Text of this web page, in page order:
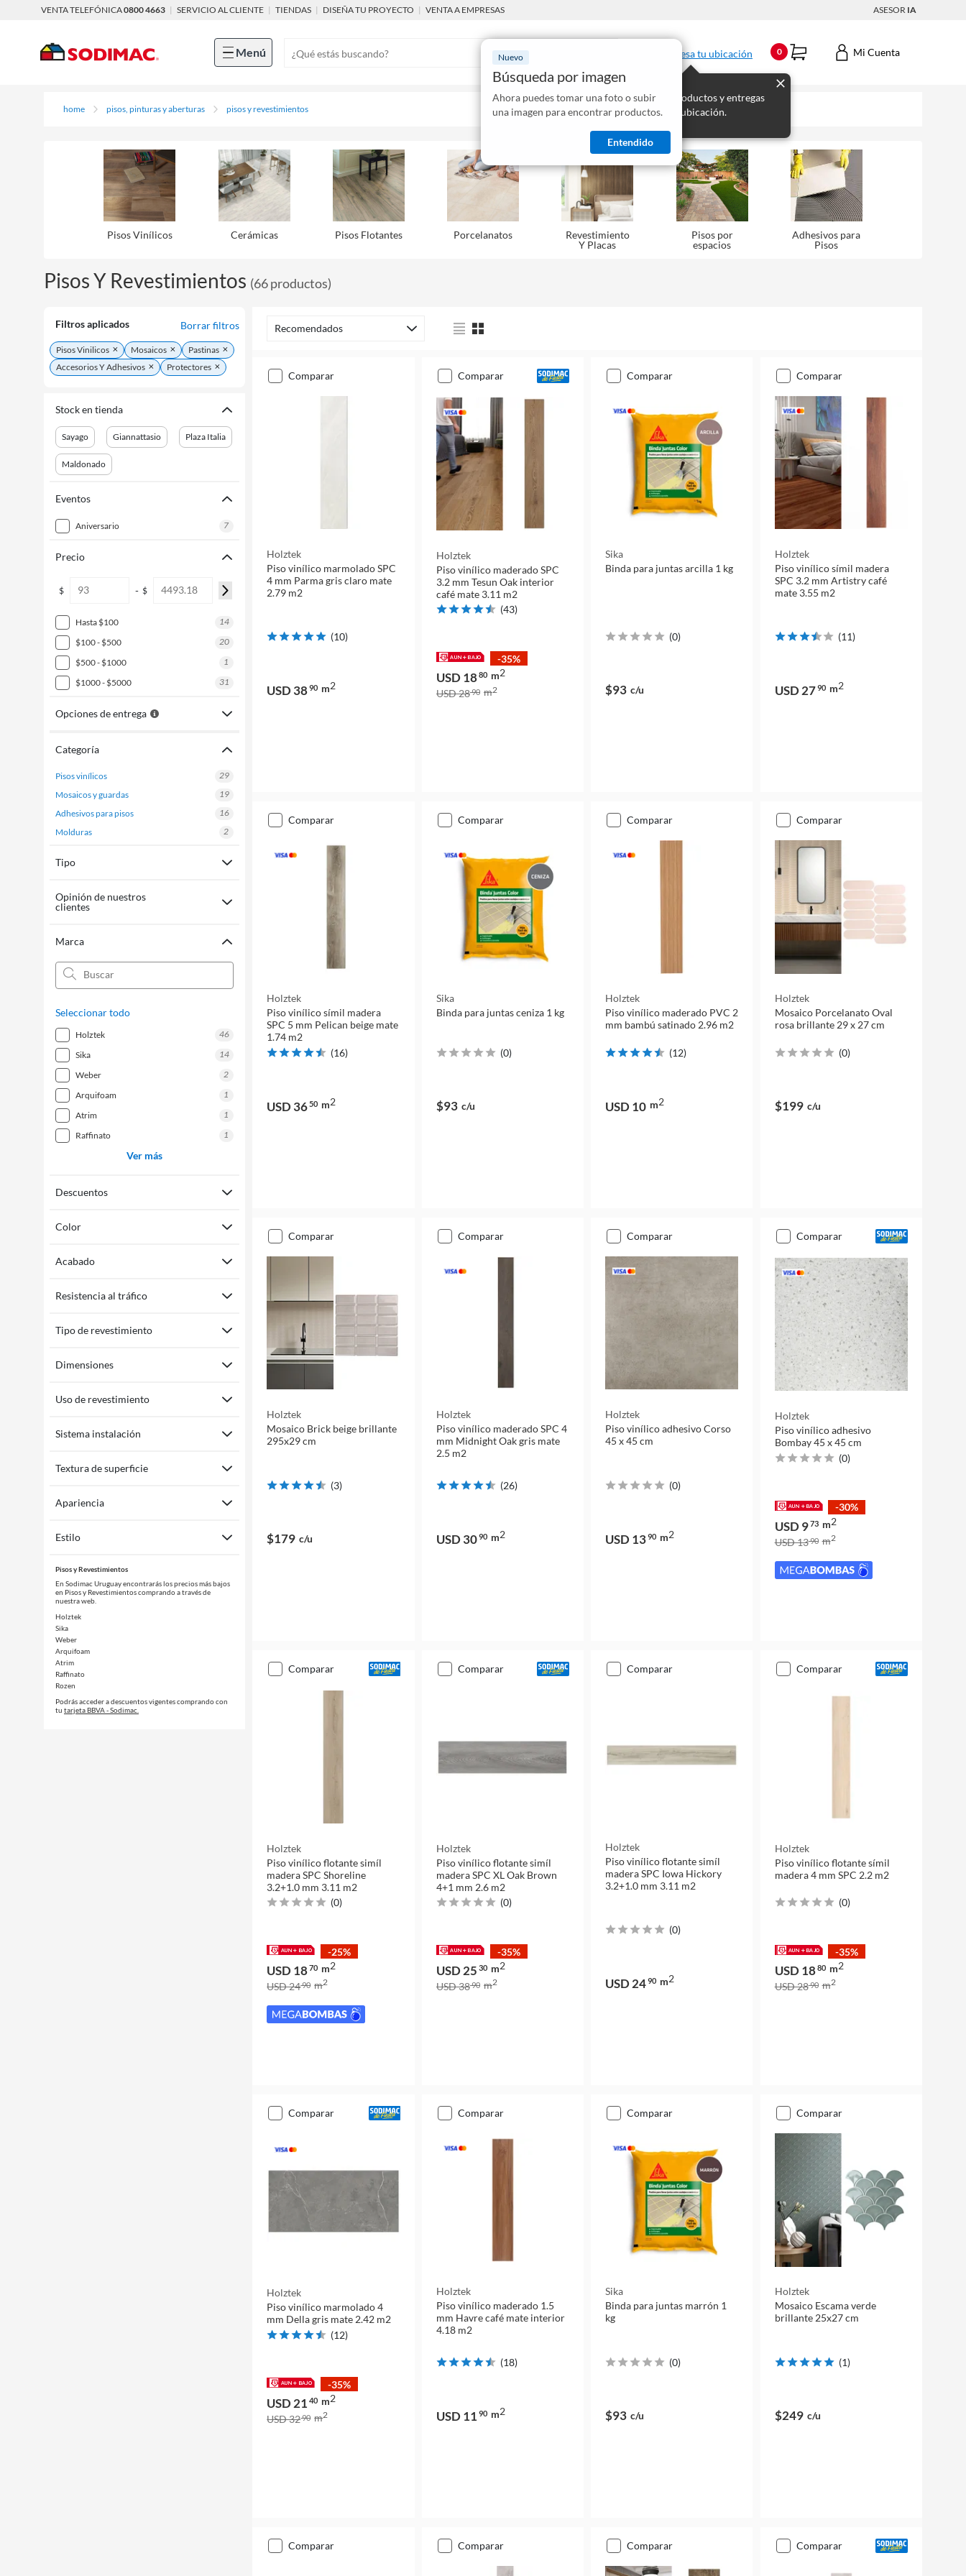
VENTA TELEFÓNICA0800 4663 | SERVICIO AL CLIENTE | TIENDAS | DISEÑA TU PROYECTO | VENTA A EMPRESAS ASESOR IA
Menú Nuevo
Búsqueda por imagen
Ahora puedes tomar una foto o subir
una imagen para encontrar productos.
Entendido
Ingresa tu ubicación
Mostraremos los productos y entregas
disponibles para tu ubicación.
0 Mi Cuenta
home pisos, pinturas y aberturas pisos y revestimientos
Pisos Viní­licos Cerámicas Pisos Flotantes Porcelanatos
Revestimiento
Y Placas
Pisos por
espacios
Adhesivos para
Pisos
Pisos Y Revestimientos (66productos)
Filtros aplicados Borrar filtros
Pisos Vinilicos Mosaicos
Pastinas
Accesorios Y Adhesivos
Protectores
Stock en tienda
Sayago Giannattasio Plaza Italia
Maldonado
Eventos
aniversario 7
Precio
$ - $
hasta $100
14
$100 - $500
20
$500 - $1000
1
$1000 - $5000
31
Opciones de entrega
Categoría
pisos vinílicos
29
mosaicos y guardas
19
adhesivos para pisos
16
molduras
2
Tipo
Opinión de nuestros
clientes
Marca
Seleccionar todo
holztek
46
sika
14
weber
2
arquifoam
1
atrim
1
raffinato
1
Ver más
Descuentos
Color
Acabado
Resistencia al tráfico
Tipo de revestimiento
Dimensiones
Uso de revestimiento
Sistema instalación
Textura de superficie
Apariencia
Estilo
Pisos y Revestimientos
En Sodimac Uruguay encontrarás los precios más bajos
en Pisos y Revestimientos comprando a través de
nuestra web.
Holztek
Sika
Weber
Arquifoam
Atrim
Raffinato
Rozen
Podrás acceder a descuentos vigentes comprando con
tu tarjeta BBVA - Sodimac.
Recomendados
comparar
Holztek
Piso vinílico marmolado SPC
4 mm Parma gris claro mate
2.79 m2
(10)
USD 3890 m2
comparar
Holztek
Piso vinílico maderado SPC
3.2 mm Tesun Oak interior
café mate 3.11 m2
(43)
-35%
USD 1880 m2
USD 2890 m2
comparar
Sika
Binda para juntas arcilla 1 kg
(0)
$93 c/u
comparar
Holztek
Piso vinílico símil madera
SPC 3.2 mm Artistry café
mate 3.55 m2
(11)
USD 2790 m2
comparar
Holztek
Piso vinílico símil madera
SPC 5 mm Pelican beige mate
1.74 m2
(16)
USD 3650 m2
comparar
Sika
Binda para juntas ceniza 1 kg
(0)
$93 c/u
comparar
Holztek
Piso vinílico maderado PVC 2
mm bambú satinado 2.96 m2
(12)
USD 10 m2
comparar
Holztek
Mosaico Porcelanato Oval
rosa brillante 29 x 27 cm
(0)
$199 c/u
comparar
Holztek
Mosaico Brick beige brillante
295x29 cm
(3)
$179 c/u
comparar
Holztek
Piso vinílico maderado SPC 4
mm Midnight Oak gris mate
2.5 m2
(26)
USD 3090 m2
comparar
Holztek
Piso vinílico adhesivo Corso
45 x 45 cm
(0)
USD 1390 m2
comparar
Holztek
Piso vinílico adhesivo
Bombay 45 x 45 cm
(0)
-30%
USD 973 m2
USD 1390 m2
comparar
Holztek
Piso vinílico flotante simíl
madera SPC Shoreline
3.2+1.0 mm 3.11 m2
(0)
-25%
USD 1870 m2
USD 2490 m2
comparar
Holztek
Piso vinílico flotante simíl
madera SPC XL Oak Brown
4+1 mm 2.6 m2
(0)
-35%
USD 25 30 m2
USD 3890 m2
comparar
Holztek
Piso vinílico flotante simíl
madera SPC Iowa Hickory
3.2+1.0 mm 3.11 m2
(0)
USD 2490 m2
comparar
Holztek
Piso vinílico flotante símil
madera 4 mm SPC 2.2 m2
(0)
-35%
USD 1880 m2
USD 2890 m2
comparar
Holztek
Piso vinílico marmolado 4
mm Della gris mate 2.42 m2
(12)
-35%
USD 21 40 m2
USD 3290 m2
comparar
Holztek
Piso vinílico maderado 1.5
mm Havre café mate interior
4.18 m2
(18)
USD 11 90 m2
comparar
Sika
Binda para juntas marrón 1
kg
(0)
$93 c/u
comparar
Holztek
Mosaico Escama verde
brillante 25x27 cm
(1)
$249 c/u
comparar comparar comparar comparar